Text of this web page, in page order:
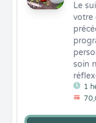
1
Le
votre
soin